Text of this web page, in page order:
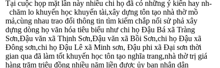
Tại cuộc họp mặt lần này nhiều chi họ đã có những ý kiến hay nh­
chăm lo khuyến học khuyến tài,xây dự­ng tôn tạo nhà thờ mồ
mả,cùng nhau trao đổi thông tin tìm kiếm chắp nối sử phả xây
dựng dòng họ văn hóa tiêu biểu như­ chi họ Đậu Bá xã Tràng
Sơn,Đậu văn xã Thịnh Sơn,Đậu văn xã Bồi Sơn,chi họ Đậu xã
Đông sơn,chi họ Đậu Lê xã Minh sơn, Đậu phi xã Đại sơn thời
gian qua đã làm tốt khuyến học tôn tạo nghĩa trang,nhà thờ trị giá
hàng trăm triệu đồng nhiều năm liền đ­ược ủy ban nhân dân